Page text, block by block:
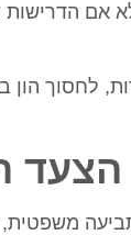
אם הדרישות
לחסוך הון